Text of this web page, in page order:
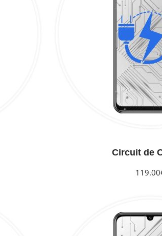
Circuit de